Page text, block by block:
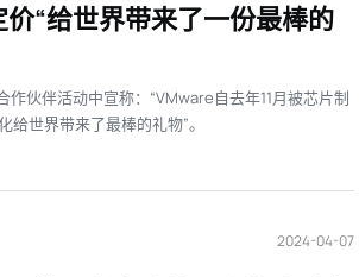
“给世界带来了一份最棒的
伙伴活动中宣称：“VMware自去年11月被芯片制
世界带来了最棒的礼物”。
2024-04-07